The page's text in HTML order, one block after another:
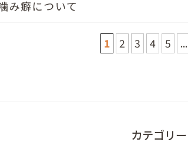
み癖について
1 2 3 4 5 ...
カテゴリー